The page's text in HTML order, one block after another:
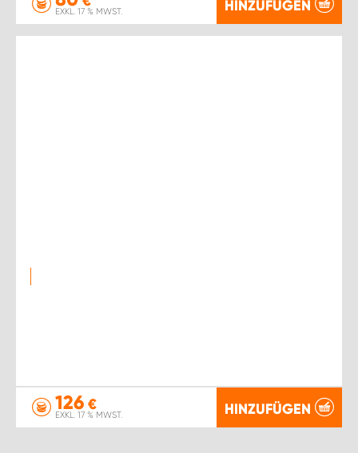
EXKL. 17 % MWST. HINZUFÜGEN
126 €
EXKL. 17 % MWST. HINZUFÜGEN